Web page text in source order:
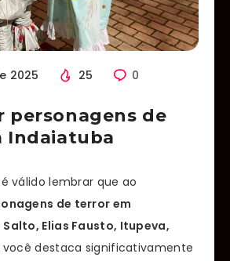
2025 25 0
personagens de
Indaiatuba
válido lembrar que ao
de terror em
Salto, Elias Fausto, Itupeva,
você destaca significativamente